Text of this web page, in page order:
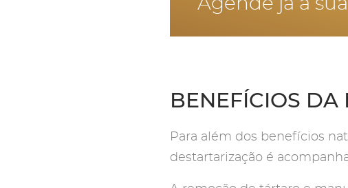
BENEFÍCIOS DA
Para além dos benefícios
destartarização é